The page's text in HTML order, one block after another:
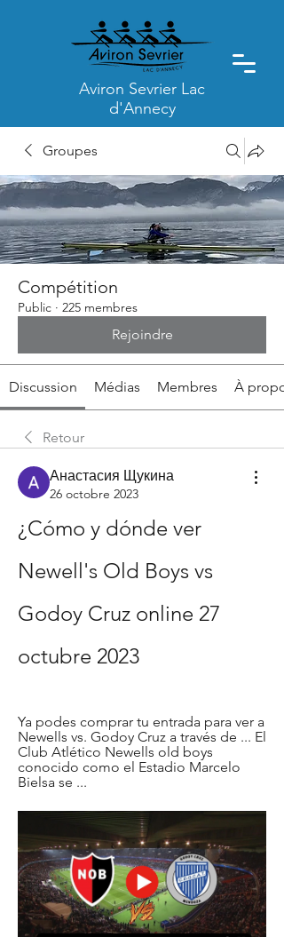
Aviron Sevrier Lac
d'Annecy
Groupes
Compétition
Public · 225 membres
Rejoindre
Discussion Médias Membres À
Retour
Анастасия Щукина
26 octobre 2023
¿Cómo y dónde ver
Newell's Old Boys vs
Godoy Cruz online 27
octubre 2023
Ya podes comprar tu entrada para ver a
Newells vs. Godoy Cruz a través de ... El
Club Atlético Newells old boys
conocido como el Estadio Marcelo
Bielsa se ...